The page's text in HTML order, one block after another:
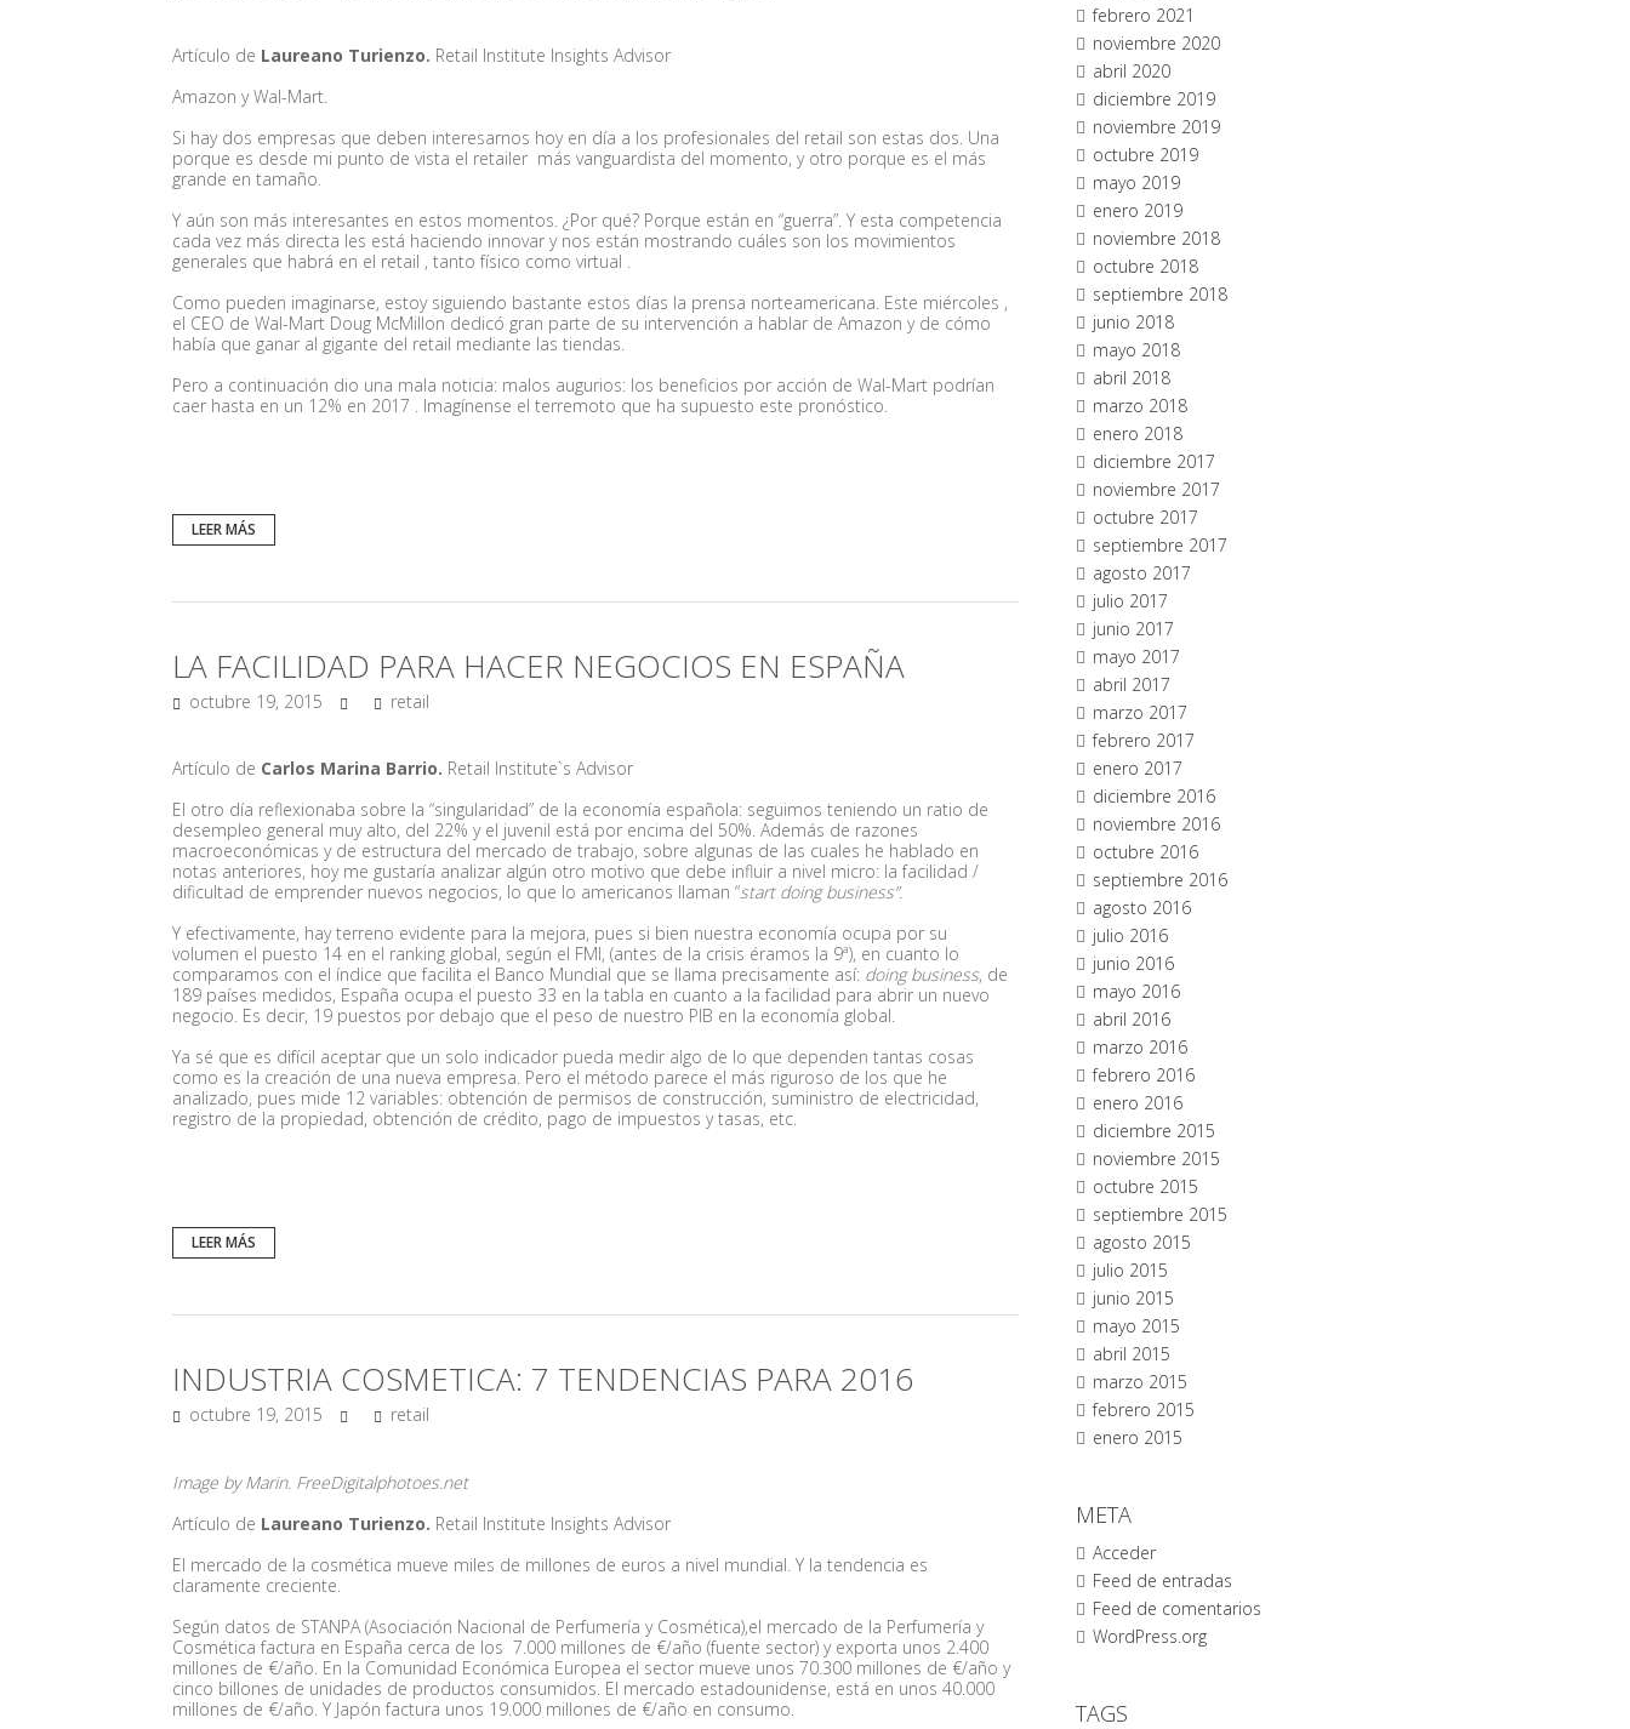
Artículo de Laureano Turienzo. Retail Institute Insights Advisor
Amazon y Wal-Mart.
Si hay dos empresas que deben interesarnos hoy en día a los profesionales del retail son estas dos. Una
porque es desde mi punto de vista el retailer más vanguardista del momento, y otro porque es el más
grande en tamaño.
Y aún son más interesantes en estos momentos. ¿Por qué? Porque están en “guerra”. Y esta competencia
cada vez más directa les está haciendo innovar y nos están mostrando cuáles son los movimientos
generales que habrá en el retail , tanto físico como virtual .
Como pueden imaginarse, estoy siguiendo bastante estos días la prensa norteamericana. Este miércoles ,
el CEO de Wal-Mart Doug McMillon dedicó gran parte de su intervención a hablar de Amazon y de cómo
había que ganar al gigante del retail mediante las tiendas.
Pero a continuación dio una mala noticia: malos augurios: los beneficios por acción de Wal-Mart podrían
caer hasta en un 12% en 2017 . Imagínense el terremoto que ha supuesto este pronóstico.
LEER MÁS
LA FACILIDAD PARA HACER NEGOCIOS EN ESPAÑA
octubre 19, 2015 retail
Artículo de Carlos Marina Barrio. Retail Institute`s Advisor
El otro día reflexionaba sobre la “singularidad” de la economía española: seguimos teniendo un ratio de
desempleo general muy alto, del 22% y el juvenil está por encima del 50%. Además de razones
macroeconómicas y de estructura del mercado de trabajo, sobre algunas de las cuales he hablado en
notas anteriores, hoy me gustaría analizar algún otro motivo que debe influir a nivel micro: la facilidad /
dificultad de emprender nuevos negocios, lo que lo americanos llaman “start doing business”.
Y efectivamente, hay terreno evidente para la mejora, pues si bien nuestra economía ocupa por su
volumen el puesto 14 en el ranking global, según el FMI, (antes de la crisis éramos la 9ª), en cuanto lo
comparamos con el índice que facilita el Banco Mundial que se llama precisamente así: doing business, de
189 países medidos, España ocupa el puesto 33 en la tabla en cuanto a la facilidad para abrir un nuevo
negocio. Es decir, 19 puestos por debajo que el peso de nuestro PIB en la economía global.
Ya sé que es difícil aceptar que un solo indicador pueda medir algo de lo que dependen tantas cosas
como es la creación de una nueva empresa. Pero el método parece el más riguroso de los que he
analizado, pues mide 12 variables: obtención de permisos de construcción, suministro de electricidad,
registro de la propiedad, obtención de crédito, pago de impuestos y tasas, etc.
LEER MÁS
INDUSTRIA COSMETICA: 7 TENDENCIAS PARA 2016
octubre 19, 2015 retail
Image by Marin. FreeDigitalphotoes.net
Artículo de Laureano Turienzo. Retail Institute Insights Advisor
El mercado de la cosmética mueve miles de millones de euros a nivel mundial. Y la tendencia es
claramente creciente.
Según datos de STANPA (Asociación Nacional de Perfumería y Cosmética),el mercado de la Perfumería y
Cosmética factura en España cerca de los 7.000 millones de €/año (fuente sector) y exporta unos 2.400
millones de €/año. En la Comunidad Económica Europea el sector mueve unos 70.300 millones de €/año y
cinco billones de unidades de productos consumidos. El mercado estadounidense, está en unos 40.000
millones de €/año. Y Japón factura unos 19.000 millones de €/año en consumo.
febrero 2021
noviembre 2020
abril 2020
diciembre 2019
noviembre 2019
octubre 2019
mayo 2019
enero 2019
noviembre 2018
octubre 2018
septiembre 2018
junio 2018
mayo 2018
abril 2018
marzo 2018
enero 2018
diciembre 2017
noviembre 2017
octubre 2017
septiembre 2017
agosto 2017
julio 2017
junio 2017
mayo 2017
abril 2017
marzo 2017
febrero 2017
enero 2017
diciembre 2016
noviembre 2016
octubre 2016
septiembre 2016
agosto 2016
julio 2016
junio 2016
mayo 2016
abril 2016
marzo 2016
febrero 2016
enero 2016
diciembre 2015
noviembre 2015
octubre 2015
septiembre 2015
agosto 2015
julio 2015
junio 2015
mayo 2015
abril 2015
marzo 2015
febrero 2015
enero 2015
META
Acceder
Feed de entradas
Feed de comentarios
WordPress.org
TAGS